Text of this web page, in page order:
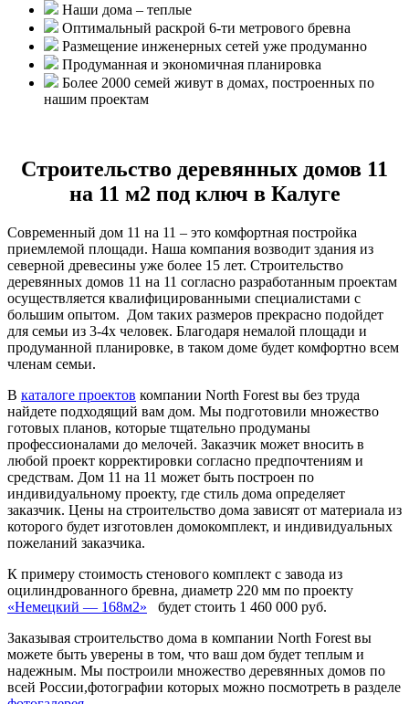
Наши дома – теплые
Оптимальный раскрой 6-ти метрового бревна
Размещение инженерных сетей уже продуманно
Продуманная и экономичная планировка
Более 2000 семей живут в домах, построенных по
нашим проектам
Строительство деревянных домов 11
на 11 м2 под ключ в Калуге
Современный дом 11 на 11 – это комфортная постройка
приемлемой площади. Наша компания возводит здания из
северной древесины уже более 15 лет. Строительство
деревянных домов 11 на 11 согласно разработанным проектам
осуществляется квалифицированными специалистами с
большим опытом. Дом таких размеров прекрасно подойдет
для семьи из 3-4х человек. Благодаря немалой площади и
продуманной планировке, в таком доме будет комфортно всем
членам семьи.
В каталоге проектов компании North Forest вы без труда
найдете подходящий вам дом. Мы подготовили множество
готовых планов, которые тщательно продуманы
профессионалами до мелочей. Заказчик может вносить в
любой проект корректировки согласно предпочтениям и
средствам. Дом 11 на 11 может быть построен по
индивидуальному проекту, где стиль дома определяет
заказчик. Цены на строительство дома зависят от материала из
которого будет изготовлен домокомплект, и индивидуальных
пожеланий заказчика.
К примеру стоимость стенового комплект с завода из
оцилиндрованного бревна, диаметр 220 мм по проекту
«Немецкий — 168м2» будет стоить 1 460 000 руб.
Заказывая строительство дома в компании North Forest вы
можете быть уверены в том, что ваш дом будет теплым и
надежным. Мы построили множество деревянных домов по
всей России,фотографии которых можно посмотреть в разделе